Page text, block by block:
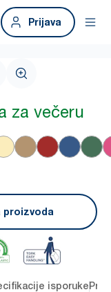
Prijava
za večeru
proizvoda
isporuke